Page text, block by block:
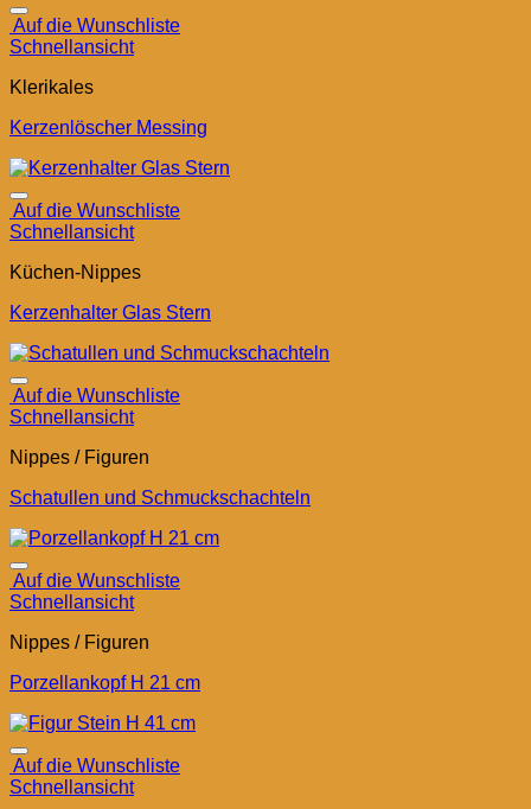
Auf die Wunschliste
Schnellansicht
Klerikales
Kerzenlöscher Messing
Auf die Wunschliste
Schnellansicht
Küchen-Nippes
Kerzenhalter Glas Stern
Auf die Wunschliste
Schnellansicht
Nippes / Figuren
Schatullen und Schmuckschachteln
Auf die Wunschliste
Schnellansicht
Nippes / Figuren
Porzellankopf H 21 cm
Auf die Wunschliste
Schnellansicht